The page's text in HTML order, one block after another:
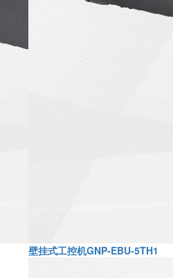
壁挂式工控机GNP-EBU-5TH1